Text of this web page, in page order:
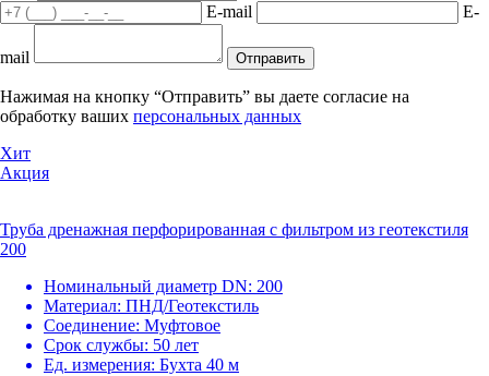
E-mail
E-
mail Отправить
Нажимая на кнопку “Отправить” вы даете согласие на
обработку ваших персональных данных
Хит
Акция
Труба дренажная перфорированная с фильтром из геотекстиля
200
Номинальный диаметр DN: 200
Материал: ПНД/Геотекстиль
Соединение: Муфтовое
Срок службы: 50 лет
Ед. измерения: Бухта 40 м